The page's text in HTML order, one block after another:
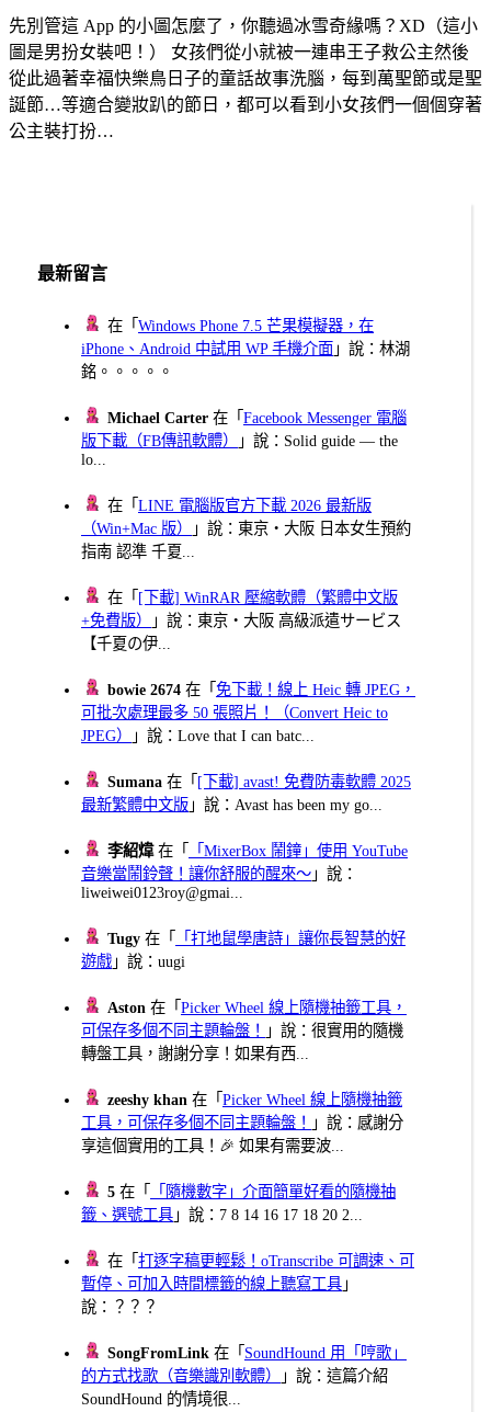
先別管這 App 的小圖怎麼了，你聽過冰雪奇緣嗎？XD（這小
圖是男扮女裝吧！） 女孩們從小就被一連串王子救公主然後
從此過著幸福快樂鳥日子的童話故事洗腦，每到萬聖節或是聖
誕節…等適合變妝趴的節日，都可以看到小女孩們一個個穿著
公主裝打扮…
最新留言
在「Windows Phone 7.5 芒果模擬器，在
iPhone、Android 中試用 WP 手機介面 」說：林湖
銘。。。。。
Michael Carter 在「Facebook Messenger 電腦
版下載（FB傳訊軟體）
」說：Solid guide — the
lo...
在「LINE 電腦版官方下載 2026 最新版
（Win+Mac 版）
」說：東京・大阪 日本女生預約
指南 認準 千夏...
在「 [下載] WinRAR 壓縮軟體（繁體中文版
+免費版）
」說：東京・大阪 高級派遣サービス
【千夏の伊...
bowie 2674 在「免下載！線上 Heic 轉 JPEG，
可批次處理最多 50 張照片！（Convert Heic to
JPEG）
」說：Love that I can batc...
Sumana 在「 [下載] avast! 免費防毒軟體 2025
最新繁體中文版 」說：Avast has been my go...
李紹煒在「
「MixerBox 鬧鐘」使用 YouTube
音樂當鬧鈴聲！讓你舒服的醒來～ 」說：
liweiwei0123roy@gmai...
Tugy 在「
「打地鼠學唐詩」讓你長智慧的好
遊戲 」說：uugi
Aston 在「Picker Wheel 線上隨機抽籤工具，
可保存多個不同主題輪盤！
」說：很實用的隨機
轉盤工具，謝謝分享！如果有西...
zeeshy khan 在「Picker Wheel 線上隨機抽籤
工具，可保存多個不同主題輪盤！
」說：感謝分
享這個實用的工具！🎉 如果有需要波...
5 在「
「隨機數字」介面簡單好看的隨機抽
籤、選號工具 」說：7 8 14 16 17 18 20 2...
在「打逐字稿更輕鬆！oTranscribe 可調速、可
暫停、可加入時間標籤的線上聽寫工具 」
說：？？？
SongFromLink 在「 SoundHound 用「哼歌」
的方式找歌（音樂識別軟體）
」說：這篇介紹
SoundHound 的情境很...